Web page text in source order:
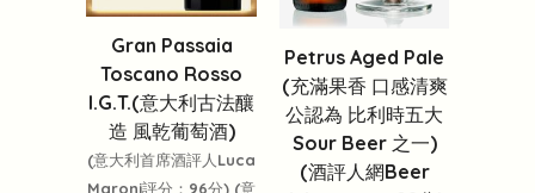
Gran Passaia
Toscano Rosso
I.G.T.(意大利古法釀
造 風乾葡萄酒)
(意大利首席酒評人Luca
Maroni評分：96分) (意
Petrus Aged Pale
(充滿果香 口感清爽
公認為 比利時五大
Sour Beer 之一)
(酒評人網Beer